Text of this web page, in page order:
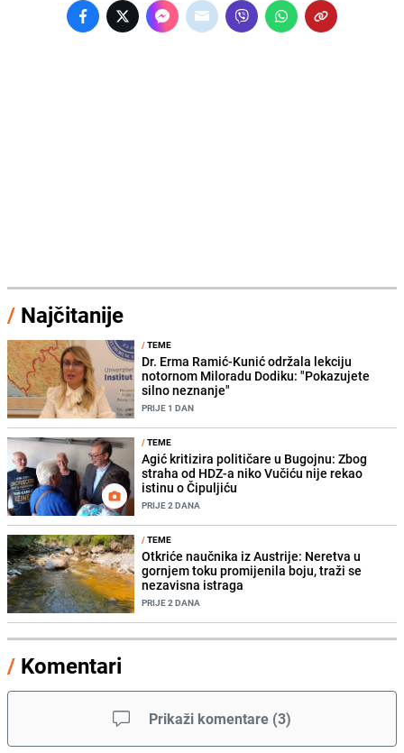
/ Najčitanije
/TEME
Dr. Erma Ramić-Kunić održala lekciju
notornom Miloradu Dodiku: "Pokazujete
silno neznanje"
PRIJE 1 DAN
/TEME
Agić kritizira političare u Bugojnu: Zbog
straha od HDZ-a niko Vučiću nije rekao
istinu o Čipuljiću
PRIJE 2 DANA
/TEME
Otkriće naučnika iz Austrije: Neretva u
gornjem toku promijenila boju, traži se
nezavisna istraga
PRIJE 2 DANA
/ Komentari
Prikaži komentare (3)